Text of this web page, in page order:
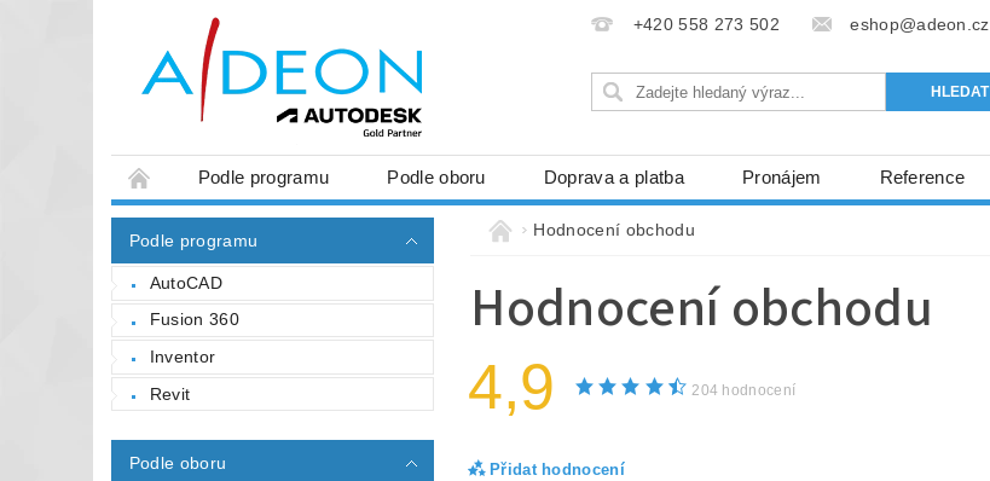
+420 558 273 502 eshop@adeon.cz
Podle programu Podle oboru Doprava a platba Pronájem Reference
Podle programu
AutoCAD
Fusion 360
Inventor
Revit
Podle oboru
Hodnocení obchodu
Hodnocení obchodu
4,9 204 hodnocení
Přidat hodnocení